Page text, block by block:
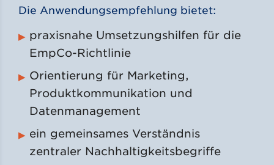
Die Anwendungsempfehlung bietet:
praxisnahe Umsetzungshilfen für die
EmpCo-Richtlinie
Orientierung für Marketing,
Produktkommunikation und
Datenmanagement
ein gemeinsames Verständnis
zentraler Nachhaltigkeitsbegriffe